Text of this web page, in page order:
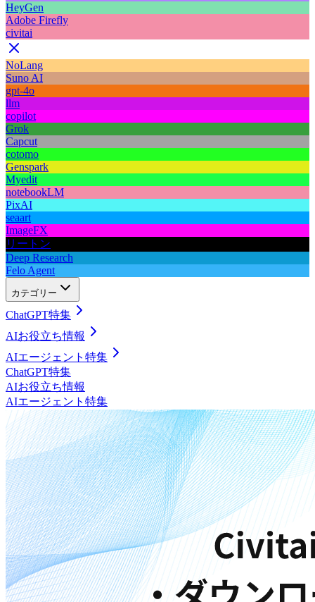
HeyGen
Adobe Firefly
civitai
NoLang
Suno AI
gpt-4o
llm
copilot
Grok
Capcut
cotomo
Genspark
Myedit
notebookLM
PixAI
seaart
ImageFX
リートン
Deep Research
Felo Agent
カテゴリー
ChatGPT特集
AIお役立ち情報
AIエージェント特集
ChatGPT特集
AIお役立ち情報
AIエージェント特集